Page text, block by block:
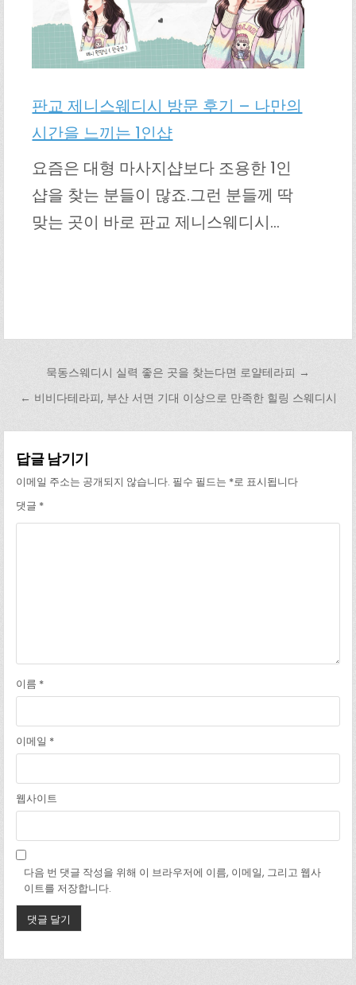
판교 제니스웨디시 방문 후기 – 나만의
시간을 느끼는 1인샵
요즘은 대형 마사지샵보다 조용한 1인
샵을 찾는 분들이 많죠.그런 분들께 딱
맞는 곳이 바로 판교 제니스웨디시…
글 탐색묵동스웨디시 실력 좋은 곳을 찾는다면 로얄테라피 →
← 비비다테라피, 부산 서면 기대 이상으로 만족한 힐링 스웨디시
답글 남기기
이메일 주소는 공개되지 않습니다. 필수 필드는 *로 표시됩니다
댓글 *
이름 *
이메일 *
웹사이트
다음 번 댓글 작성을 위해 이 브라우저에 이름, 이메일, 그리고 웹사
이트를 저장합니다.